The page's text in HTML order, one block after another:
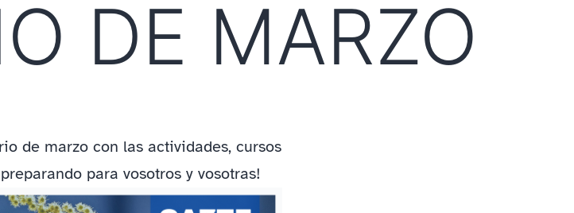
DE MARZO
de marzo con las actividades, cursos
para vosotros y vosotras!